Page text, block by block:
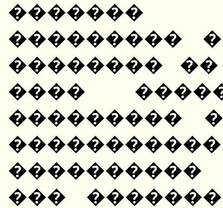
���������
��������
����
���������
���